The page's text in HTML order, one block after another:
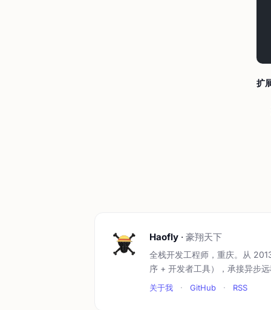
扩
Haofly · 豪翔天下
全栈开发工程师，重庆。从
序 + 开发者工具），承接异步远
关于我 · GitHub · RSS